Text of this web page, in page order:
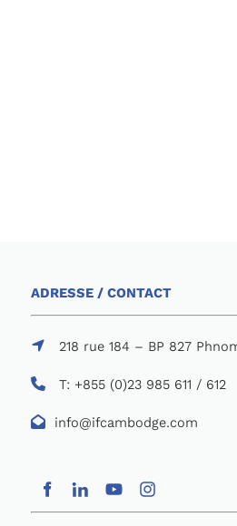
ADRESSE / CONTACT
218 rue 184 – BP 827
T: +855 (0)23 985 611 / 612
info@ifcambodge.com